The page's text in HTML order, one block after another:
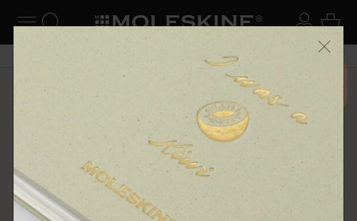
ナビゲーションの切替 ログ
検索 (キーワードなど) カ
6,500円以上のご購入で送料無料 メニ
ーを閉じる
ショップ The Original Notebook